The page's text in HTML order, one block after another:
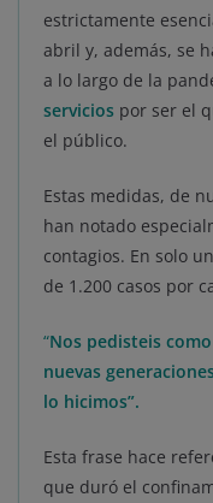
estrictamente
abril y, además, se
a lo largo de la
servicios por ser el
el público.
Estas medidas, de
han notado
contagios. En solo
de 1.200 casos por
“Nos pedisteis
nuevas
lo hicimos”.
Esta frase hace
que duró el